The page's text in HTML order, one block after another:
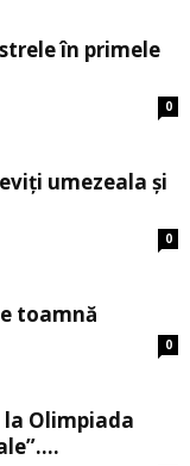
în primele
0
umezeala și
0
toamnă
0
Olimpiada